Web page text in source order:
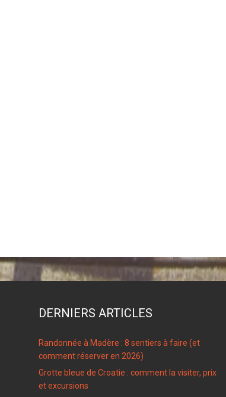
DERNIERS ARTICLES
Randonnée à Madère : 8 sentiers à faire (et
comment réserver en 2026)
Grotte bleue de Croatie : comment la visiter, prix
et excursions